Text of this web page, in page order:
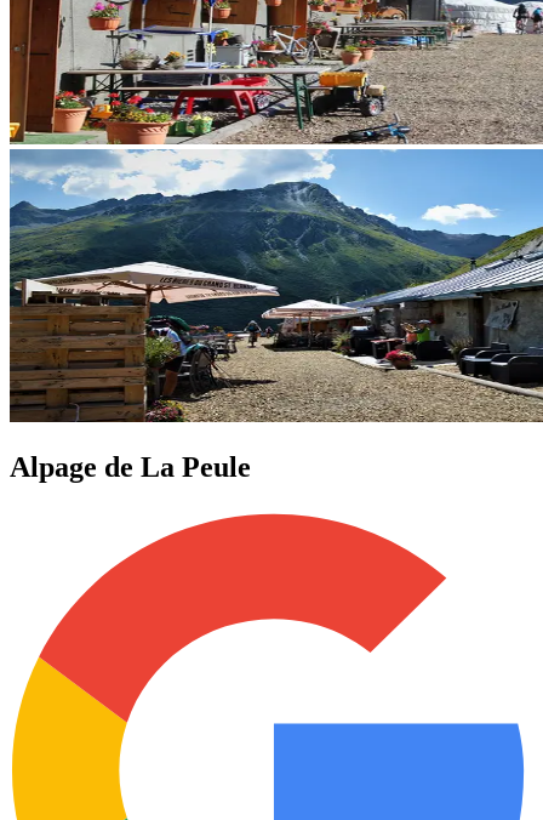
Alpage de La Peule